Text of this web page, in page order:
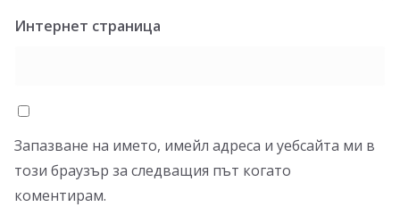
Интернет страница
Запазване на името, имейл адреса и уебсайта ми в
този браузър за следващия път когато
коментирам.